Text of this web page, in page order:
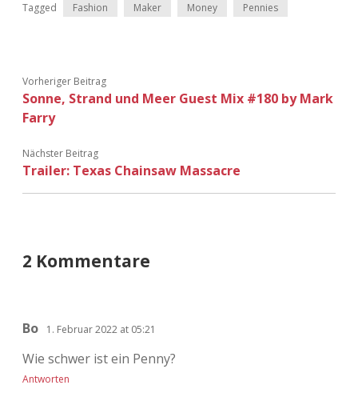
Tagged Fashion Maker Money Pennies
Vorheriger Beitrag
Sonne, Strand und Meer Guest Mix #180 by Mark
Farry
Nächster Beitrag
Trailer: Texas Chainsaw Massacre
2 Kommentare
Bo 1. Februar 2022 at 05:21
Wie schwer ist ein Penny?
Antworten